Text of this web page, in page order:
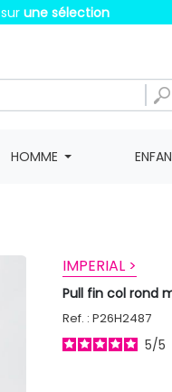
sur une sélection
HOMME
IMPERIAL >
Pull fin col rond
Ref. : P26H2487
5/5